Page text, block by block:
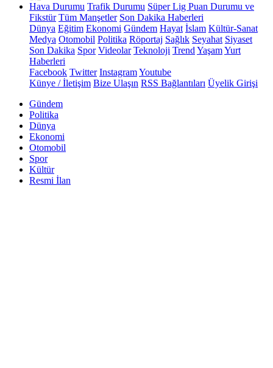
Hava Durumu Trafik Durumu Süper Lig Puan Durumu ve
Fikstür Tüm Manşetler Son Dakika Haberleri
Dünya Eğitim Ekonomi Gündem Hayat İslam Kültür-Sanat
Medya Otomobil Politika Röportaj Sağlık Seyahat Siyaset
Son Dakika Spor Videolar Teknoloji Trend YaşamYurt
Haberleri
Facebook Twitter InstagramYoutube
Künye / İletişim Bize Ulaşın RSS Bağlantıları Üyelik Girişi
Gündem
Politika
Dünya
Ekonomi
Otomobil
Spor
Kültür
Resmi İlan